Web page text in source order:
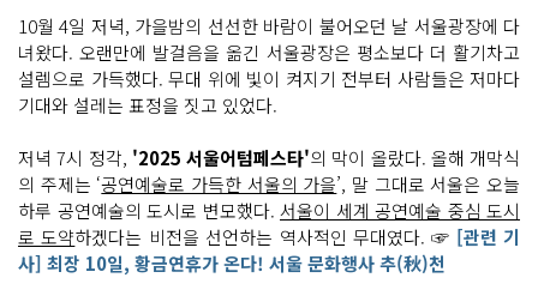
R
L
복
사
유
하
기
크
게
변
경
작
게
변
경
10월 4일 저녁, 가을밤의 선선한 바람이 불어오던 날 서울광장에 다
녀왔다. 오랜만에 발걸음을 옮긴 서울광장은 평소보다 더 활기차고
설렘으로 가득했다. 무대 위에 빛이 켜지기 전부터 사람들은 저마다
기대와 설레는 표정을 짓고 있었다.
저녁 7시 정각, '2025 서울어텀페스타'의 막이 올랐다. 올해 개막식
의 주제는 ‘공연예술로 가득한 서울의 가을’, 말 그대로 서울은 오늘
하루 공연예술의 도시로 변모했다. 서울이 세계 공연예술 중심 도시
로 도약하겠다는 비전을 선언하는 역사적인 무대였다. ☞ [관련 기
사] 최장 10일, 황금연휴가 온다! 서울 문화행사 추(秋)천